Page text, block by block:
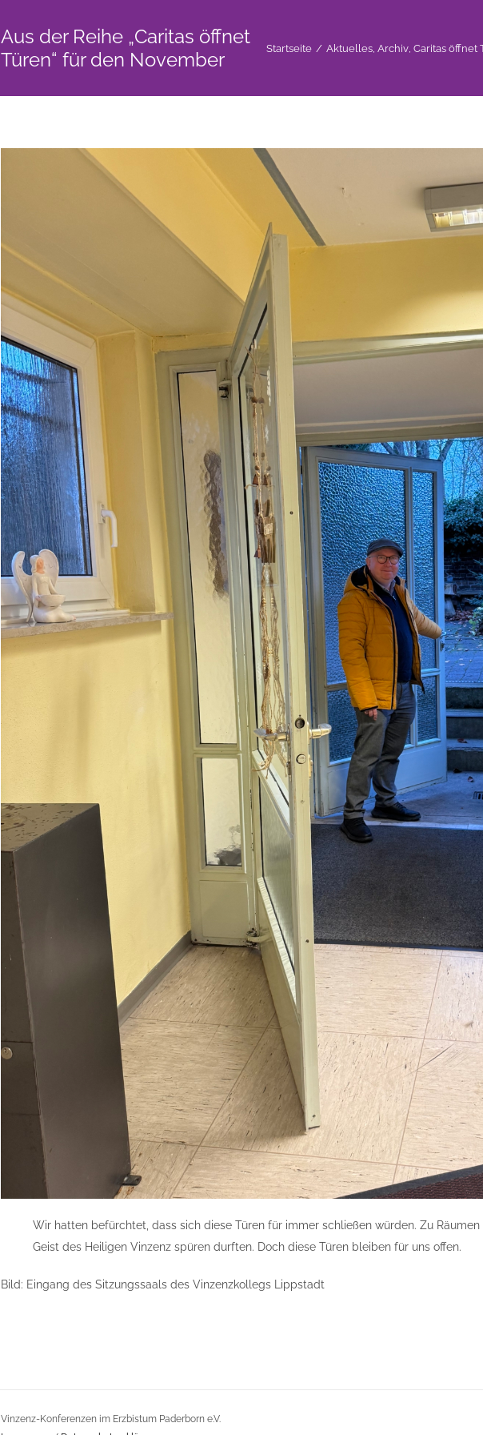
Aus der Reihe „Caritas öffnet
Türen“ für den November
Startseite / Aktuelles Archiv Caritas öffnet
Wir hatten befürchtet, dass sich diese Türen für immer schließen würden. Zu
Geist des Heiligen Vinzenz spüren durften. Doch diese Türen bleiben für uns offen.
Bild: Eingang des Sitzungssaals des Vinzenzkollegs Lippstadt
Vinzenz-Konferenzen im Erzbistum Paderborn e.V.